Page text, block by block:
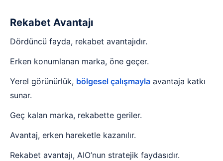
Rekabet Avantajı
Dördüncü fayda, rekabet avantajıdır.
Erken konumlanan marka, öne geçer.
Yerel görünürlük, bölgesel çalışmayla avantaja katkı
sunar.
Geç kalan marka, rekabette geriler.
Avantaj, erken hareketle kazanılır.
Rekabet avantajı, AIO’nun stratejik faydasıdır.